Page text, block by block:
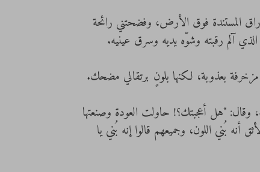
المستندة فوق الأرض، وفضحتني رائحة
آلم رقبته وشوّه يديه وسرق عينيه.
بعذوبة، لكنها بلونٍ برتقالي مضحك.
"هل أعجبتك؟! حاولت العودة وصنعتها
بُني اللون، وجميعهم قالوا إنه بُني يا